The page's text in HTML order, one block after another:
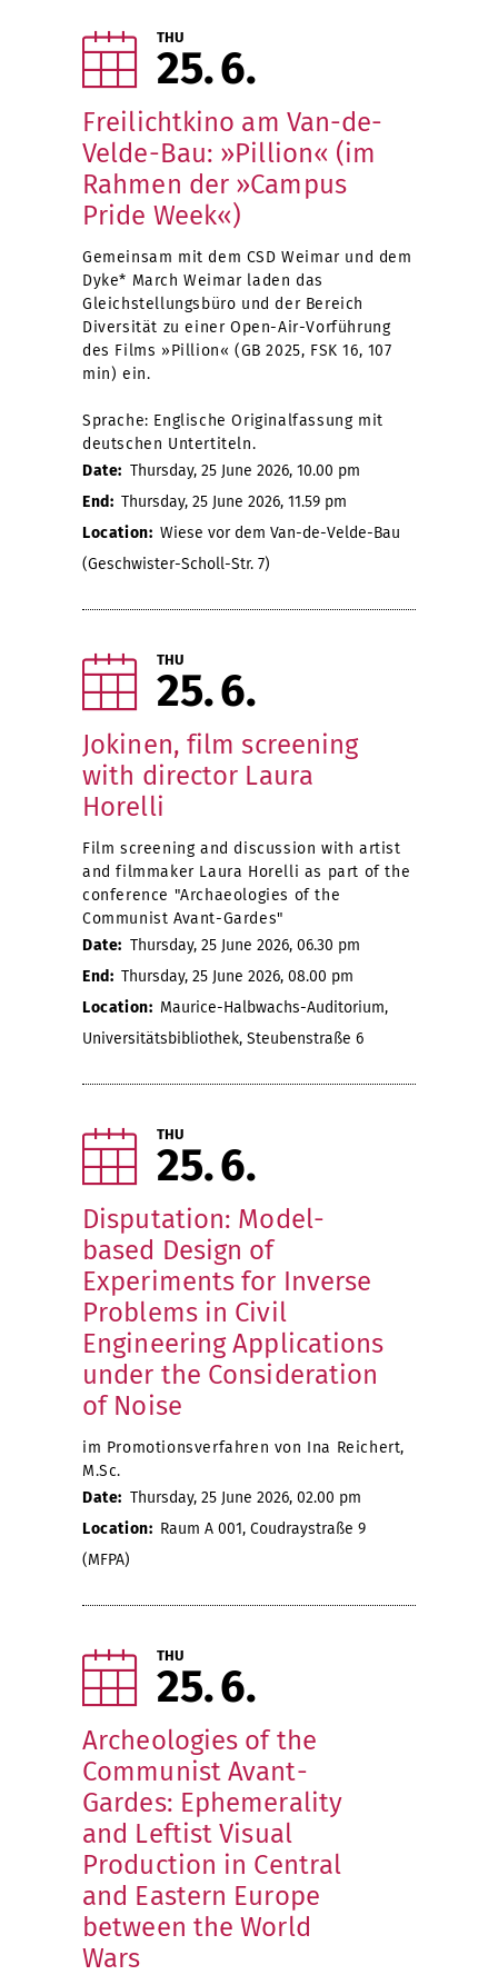
THU
25 6
Freilichtkino am Van-de-
Velde-Bau: »Pillion« (im
Rahmen der »Campus
Pride Week«)
Gemeinsam mit dem CSD Weimar und dem
Dyke* March Weimar laden das
Gleichstellungsbüro und der Bereich
Diversität zu einer Open-Air-Vorführung
des Films »Pillion« (GB 2025, FSK 16, 107
min) ein.
Sprache: Englische Originalfassung mit
deutschen Untertiteln.
Date: Thursday, 25 June 2026, 10.00 pm
End: Thursday, 25 June 2026, 11.59 pm
Location: Wiese vor dem Van-de-Velde-Bau
(Geschwister-Scholl-Str. 7)
THU
25 6
Jokinen, film screening
with director Laura
Horelli
Film screening and discussion with artist
and filmmaker Laura Horelli as part of the
conference "Archaeologies of the
Communist Avant-Gardes"
Date: Thursday, 25 June 2026, 06.30 pm
End: Thursday, 25 June 2026, 08.00 pm
Location: Maurice-Halbwachs-Auditorium,
Universitätsbibliothek, Steubenstraße 6
THU
25 6
Disputation: Model-
based Design of
Experiments for Inverse
Problems in Civil
Engineering Applications
under the Consideration
of Noise
im Promotionsverfahren von Ina Reichert,
M.Sc.
Date: Thursday, 25 June 2026, 02.00 pm
Location: Raum A 001, Coudraystraße 9
(MFPA)
THU
25 6
Archeologies of the
Communist Avant-
Gardes: Ephemerality
and Leftist Visual
Production in Central
and Eastern Europe
between the World
Wars